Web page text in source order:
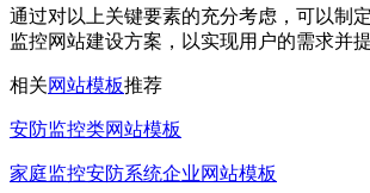
通过对以上关键要素的充分考虑，可以制
监控网站建设方案，以实现用户的需求并
相关网站模板推荐
安防监控类网站模板
家庭监控安防系统企业网站模板